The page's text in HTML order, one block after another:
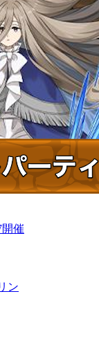
催
ン